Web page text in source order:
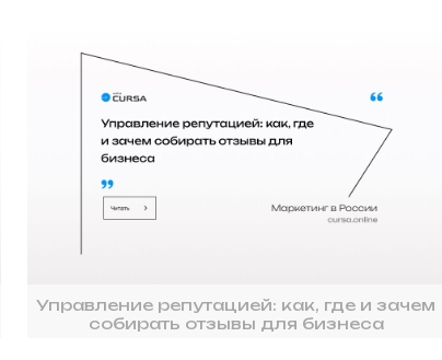
Управление репутацией: как, где и зачем
собирать отзывы для бизнеса